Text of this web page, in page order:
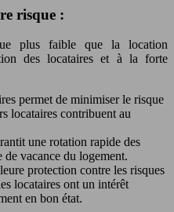
risque :
plus faible que la location
des locataires et à la forte
permet de minimiser le risque
locataires contribuent au
une rotation rapide des
de vacance du logement.
protection contre les risques
locataires ont un intérêt
en bon état.